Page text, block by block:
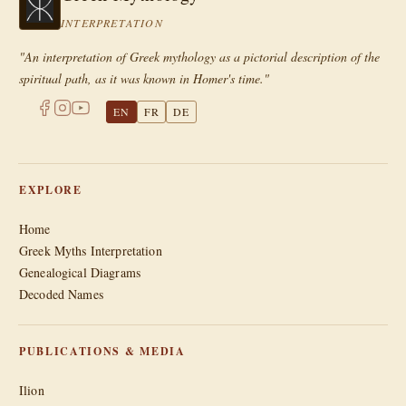
INTERPRETATION
"An interpretation of Greek mythology as a pictorial description of the
spiritual path, as it was known in Homer's time."
EN FR DE
EXPLORE
Home
Greek Myths Interpretation
Genealogical Diagrams
Decoded Names
PUBLICATIONS & MEDIA
Ilion